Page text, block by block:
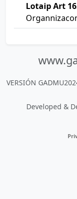
Lotaip Art
VERSIÓN
Developed &